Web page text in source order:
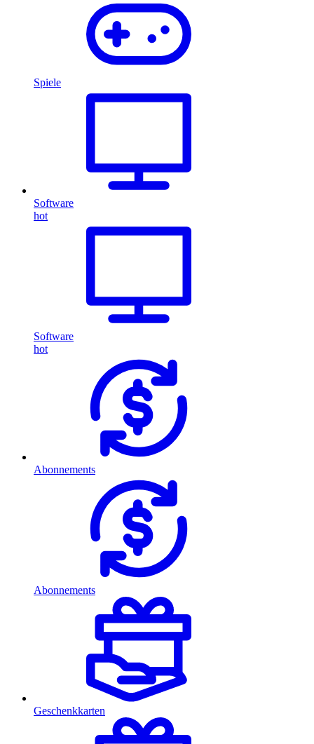
Spiele
Software
hot
Software
hot
Abonnements
Abonnements
Geschenkkarten